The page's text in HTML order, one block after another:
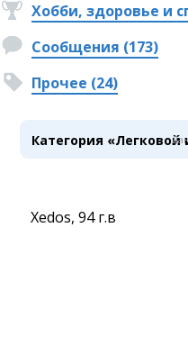
Хобби, здоровье и
Сообщения (173)
Прочее (24)
Категория
Xedos, 94 г.в